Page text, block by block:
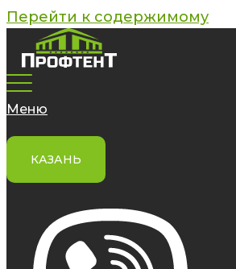
Перейти к содержимому
Меню
КАЗАНЬ